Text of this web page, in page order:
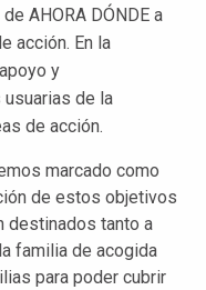
AHORA DÓNDE a
acción. En la
y
de la
de acción.
marcado como
de estos objetivos
destinados tanto a
familia de acogida
para poder cubrir